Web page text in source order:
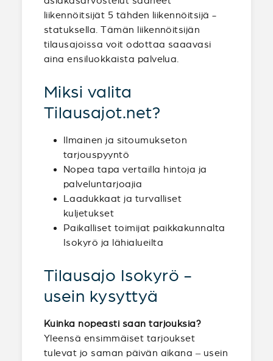
liikennöitsijät 5 tähden liikennöitsijä -
statuksella. Tämän liikennöitsijän
tilausajoissa voit odottaa saaavasi
aina ensiluokkaista palvelua.
Miksi valita
Tilausajot.net?
Ilmainen ja sitoumukseton
tarjouspyyntö
Nopea tapa vertailla hintoja ja
palveluntarjoajia
Laadukkaat ja turvalliset
kuljetukset
Paikalliset toimijat paikkakunnalta
Isokyrö ja lähialueilta
Tilausajo Isokyrö -
usein kysyttyä
Kuinka nopeasti saan tarjouksia?
Yleensä ensimmäiset tarjoukset
tulevat jo saman päivän aikana – usein